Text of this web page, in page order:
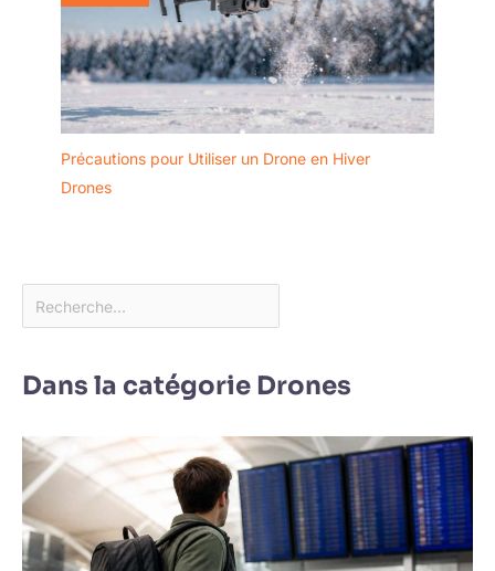
Précautions pour Utiliser un Drone en Hiver
Drones
Dans la catégorie Drones